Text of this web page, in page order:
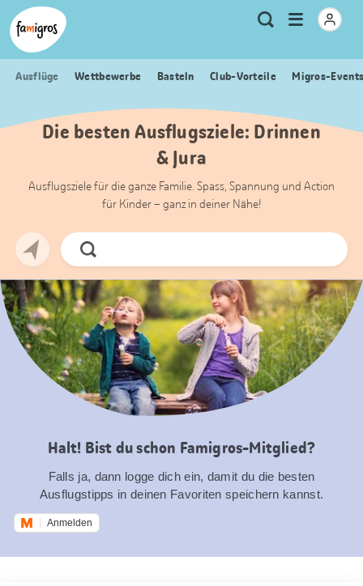
Sprungmarken
Navigation
Header
Logo
Meta
Navigation
Suche
Menu
öffnen
Ausflüge Wettbewerbe Basteln Club-Vorteile Migros-
Die besten Ausflugsziele: Drinnen
& Jura
Ausflugsziele für die ganze Familie. Spass, Spannung und Action
für Kinder – ganz in deiner Nähe!
Jetzt
Suchen
Halt! Bist du schon Famigros-Mitglied?
Falls ja, dann logge dich ein, damit du die besten
Ausflugstipps in deinen Favoriten speichern kannst.
Anmelden